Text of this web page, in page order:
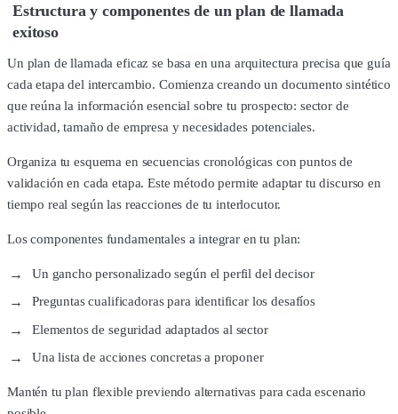
Estructura y componentes de un plan de llamada
exitoso
Un plan de llamada eficaz se basa en una arquitectura precisa que guía
cada etapa del intercambio. Comienza creando un documento sintético
que reúna la información esencial sobre tu prospecto: sector de
actividad, tamaño de empresa y necesidades potenciales.
Organiza tu esquema en secuencias cronológicas con puntos de
validación en cada etapa. Este método permite adaptar tu discurso en
tiempo real según las reacciones de tu interlocutor.
Los componentes fundamentales a integrar en tu plan:
Un gancho personalizado según el perfil del decisor
Preguntas cualificadoras para identificar los desafíos
Elementos de seguridad adaptados al sector
Una lista de acciones concretas a proponer
Mantén tu plan flexible previendo alternativas para cada escenario